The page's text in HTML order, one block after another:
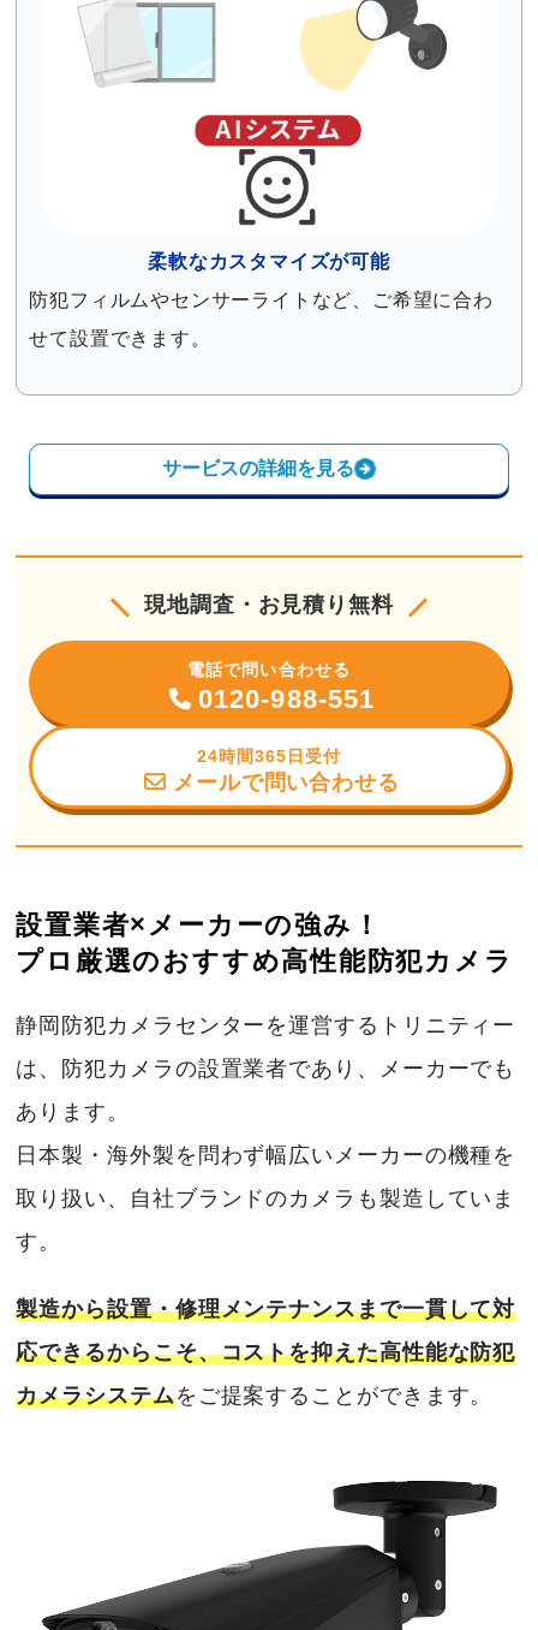
柔軟なカスタマイズが可能
防犯フィルムやセンサーライトなど、ご希望に合わ
せて設置できます。
サービスの詳細を見る
現地調査・お見積り無料
電話で問い合わせる
0120-988-551
24時間365日受付
メールで問い合わせる
設置業者×メーカーの強み！
プロ厳選のおすすめ高性能防犯カメラ
静岡防犯カメラセンターを運営するトリニティー
は、防犯カメラの設置業者であり、メーカーでも
あります。
日本製・海外製を問わず幅広いメーカーの機種を
取り扱い、自社ブランドのカメラも製造していま
す。
製造から設置・修理メンテナンスまで一貫して対
応できるからこそ、コストを抑えた高性能な防犯
カメラシステムをご提案することができます。